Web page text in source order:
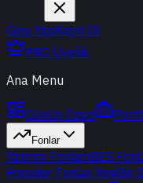
Giriş YapKayıt Ol
PRO Üyelik
Ana Menu
Günün Özeti
Fonlar
Yatırım FonlarıBES
Popüler Fonlar YeniBir